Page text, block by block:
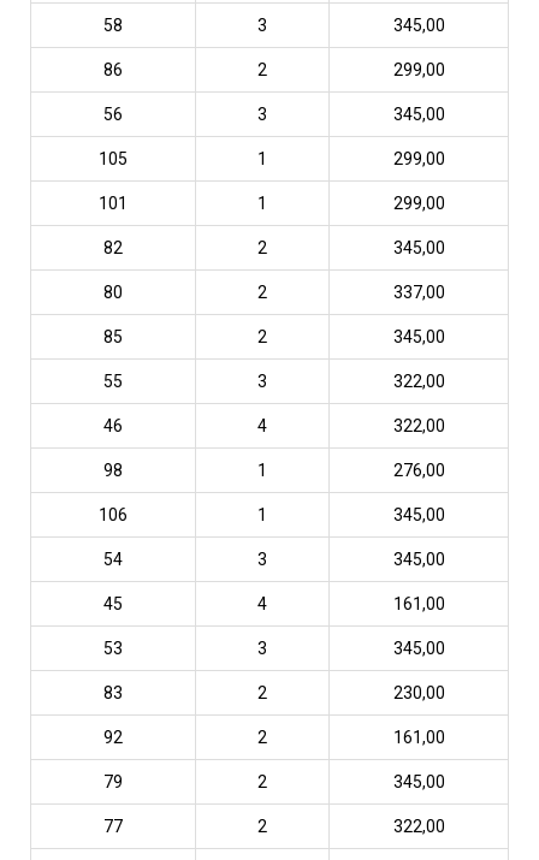
58 3 345,00
86 2 299,00
56 3 345,00
105 1 299,00
101 1 299,00
82 2 345,00
80 2 337,00
85 2 345,00
55 3 322,00
46 4 322,00
98 1 276,00
106 1 345,00
54 3 345,00
45 4 161,00
53 3 345,00
83 2 230,00
92 2 161,00
79 2 345,00
77 2 322,00